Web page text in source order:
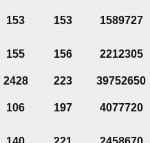
153 153 1589727
155 156 2212305
2428 223
39752650
106 197 4077720